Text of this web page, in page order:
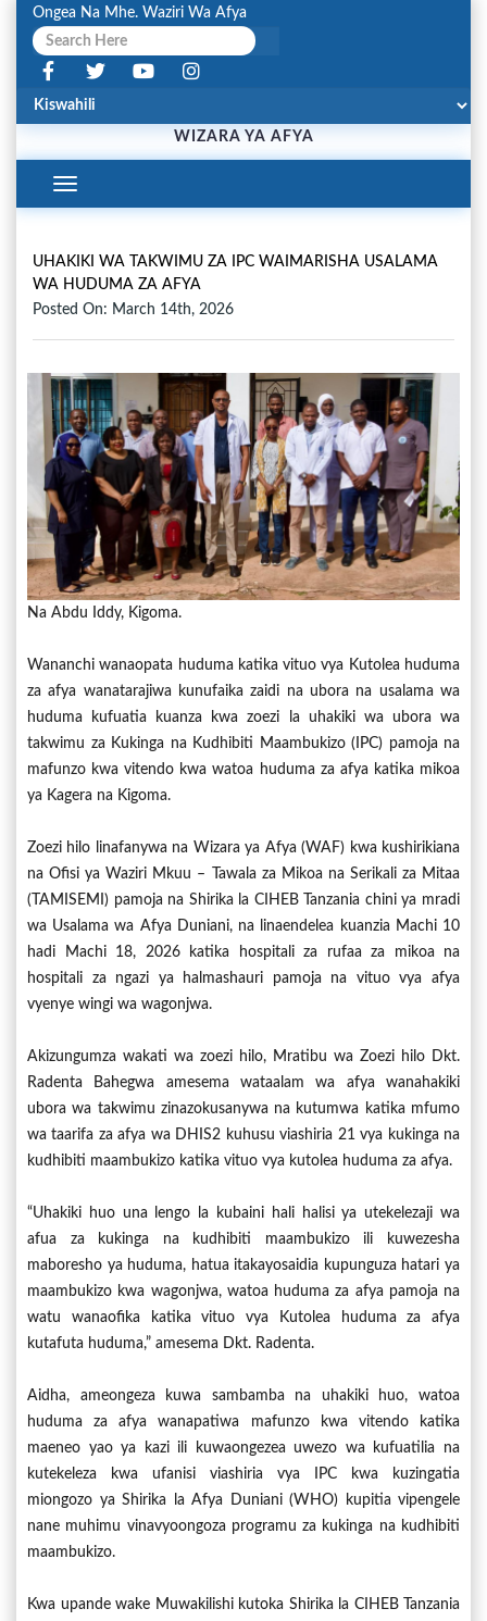
Ongea Na Mhe. Waziri Wa Afya
WIZARA YA AFYA
Toggle
Navigation
UHAKIKI WA TAKWIMU ZA IPC WAIMARISHA USALAMA
WA HUDUMA ZA AFYA
Posted On: March 14th, 2026
Na Abdu Iddy, Kigoma.
Wananchi wanaopata huduma katika vituo vya Kutolea huduma
za afya wanatarajiwa kunufaika zaidi na ubora na usalama wa
huduma kufuatia kuanza kwa zoezi la uhakiki wa ubora wa
takwimu za Kukinga na Kudhibiti Maambukizo (IPC) pamoja na
mafunzo kwa vitendo kwa watoa huduma za afya katika mikoa
ya Kagera na Kigoma.
Zoezi hilo linafanywa na Wizara ya Afya (WAF) kwa kushirikiana
na Ofisi ya Waziri Mkuu – Tawala za Mikoa na Serikali za Mitaa
(TAMISEMI) pamoja na Shirika la CIHEB Tanzania chini ya mradi
wa Usalama wa Afya Duniani, na linaendelea kuanzia Machi 10
hadi Machi 18, 2026 katika hospitali za rufaa za mikoa na
hospitali za ngazi ya halmashauri pamoja na vituo vya afya
vyenye wingi wa wagonjwa.
Akizungumza wakati wa zoezi hilo, Mratibu wa Zoezi hilo Dkt.
Radenta Bahegwa amesema wataalam wa afya wanahakiki
ubora wa takwimu zinazokusanywa na kutumwa katika mfumo
wa taarifa za afya wa DHIS2 kuhusu viashiria 21 vya kukinga na
kudhibiti maambukizo katika vituo vya kutolea huduma za afya.
“Uhakiki huo una lengo la kubaini hali halisi ya utekelezaji wa
afua za kukinga na kudhibiti maambukizo ili kuwezesha
maboresho ya huduma, hatua itakayosaidia kupunguza hatari ya
maambukizo kwa wagonjwa, watoa huduma za afya pamoja na
watu wanaofika katika vituo vya Kutolea huduma za afya
kutafuta huduma,” amesema Dkt. Radenta.
Aidha, ameongeza kuwa sambamba na uhakiki huo, watoa
huduma za afya wanapatiwa mafunzo kwa vitendo katika
maeneo yao ya kazi ili kuwaongezea uwezo wa kufuatilia na
kutekeleza kwa ufanisi viashiria vya IPC kwa kuzingatia
miongozo ya Shirika la Afya Duniani (WHO) kupitia vipengele
nane muhimu vinavyoongoza programu za kukinga na kudhibiti
maambukizo.
Kwa upande wake Muwakilishi kutoka Shirika la CIHEB Tanzania